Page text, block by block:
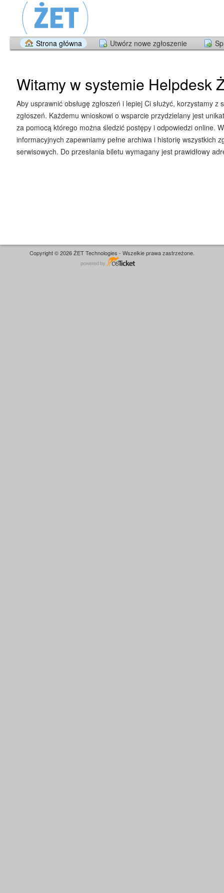
Strona główna Utwórz nowe zgłoszenie
Witamy w systemie Helpdesk
Aby usprawnić obsługę zgłoszeń i lepiej Ci służyć, korzystamy z
zgłoszeń. Każdemu wnioskowi o wsparcie przydzielany jest
za pomocą którego można śledzić postępy i odpowiedzi online.
informacyjnych zapewniamy pełne archiwa i historię wszystkich
serwisowych. Do przesłania biletu wymagany jest prawidłowy
Copyright © 2026 ŻET Technologies - Wszelkie prawa zastrzeżone.